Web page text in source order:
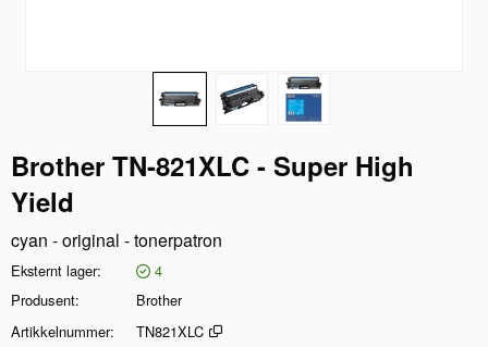
Brother TN-821XLC - Super High
Yield
cyan - original - tonerpatron
Eksternt lager
4
Produsent
Brother
Artikkelnummer
TN821XLC